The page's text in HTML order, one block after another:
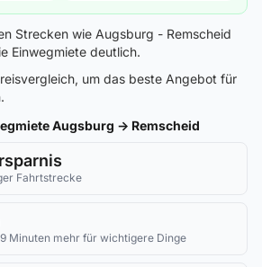
Strecken wie Augsburg - Remscheid
Einwegmiete deutlich.
um das beste Angebot für
Augsburg → Remscheid
Fahrtstrecke
Minuten mehr für wichtigere Dinge